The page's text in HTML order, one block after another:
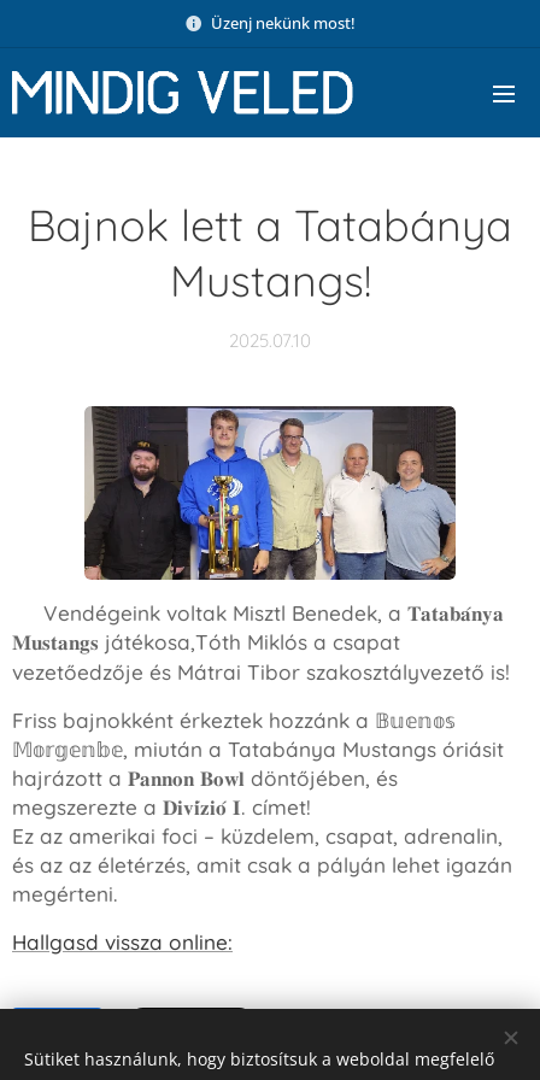
Üzenj nekünk most!
Bajnok lett a Tatabánya
Mustangs!
2025.07.10
Vendégeink voltak Misztl Benedek, a 𝐓𝐚𝐭𝐚𝐛𝐚́𝐧𝐲𝐚
𝐌𝐮𝐬𝐭𝐚𝐧𝐠𝐬 játékosa,Tóth Miklós a csapat
vezetőedzője és Mátrai Tibor szakosztályvezető is!
Friss bajnokként érkeztek hozzánk a 𝔹𝕦𝕖𝕟𝕠𝕤
𝕄𝕠𝕣𝕘𝕖𝕟𝕓𝕖, miután a Tatabánya Mustangs óriásit
hajrázott a 𝐏𝐚𝐧𝐧𝐨𝐧 𝐁𝐨𝐰𝐥 döntőjében, és
megszerezte a 𝐃𝐢𝐯𝐢́𝐳𝐢𝐨́ 𝐈. címet!
Ez az amerikai foci – küzdelem, csapat, adrenalin,
és az az életérzés, amit csak a pályán lehet igazán
megérteni.
Hallgasd vissza online:
Sütiket használunk, hogy biztosítsuk a weboldal megfelelő